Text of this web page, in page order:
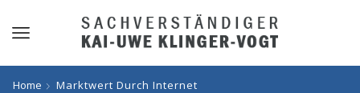
Home Marktwert Durch Internet